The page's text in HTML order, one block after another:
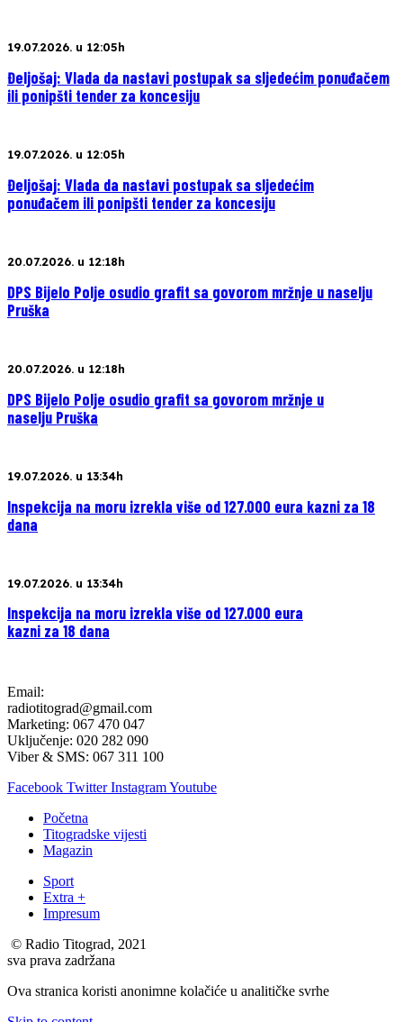
19.07.2026. u 12:05h
Đeljošaj: Vlada da nastavi postupak sa sljedećim ponuđačem
ili ponipšti tender za koncesiju
19.07.2026. u 12:05h
Đeljošaj: Vlada da nastavi postupak sa sljedećim
ponuđačem ili ponipšti tender za koncesiju
20.07.2026. u 12:18h
DPS Bijelo Polje osudio grafit sa govorom mržnje u naselju
Pruška
20.07.2026. u 12:18h
DPS Bijelo Polje osudio grafit sa govorom mržnje u
naselju Pruška
19.07.2026. u 13:34h
Inspekcija na moru izrekla više od 127.000 eura kazni za 18
dana
19.07.2026. u 13:34h
Inspekcija na moru izrekla više od 127.000 eura
kazni za 18 dana
Email:
radiotitograd@gmail.com
Marketing: 067 470 047
Uključenje: 020 282 090
Viber & SMS: 067 311 100
Facebook Twitter InstagramYoutube
Početna
Titogradske vijesti
Magazin
Sport
Extra +
Impresum
© Radio Titograd, 2021
sva prava zadržana
Ova stranica koristi anonimne kolačiće u analitičke svrhe